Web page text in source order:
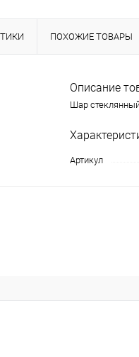
ПОХОЖИЕ ТОВАРЫ
Описание
Шар
Артикул